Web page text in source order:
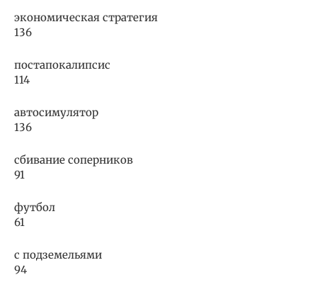
экономическая стратегия
136
постапокалипсис
114
автосимулятор
136
сбивание соперников
91
футбол
61
с подземельями
94